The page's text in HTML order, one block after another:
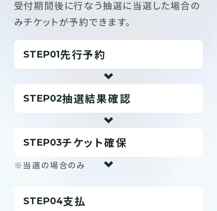
受付期間後に行なう抽選に当選した場合の
みチケットが予約できます。
STEP 先行予約
STEP 抽選結果確認
STEP チケット確保
※当選の場合のみ
STEP 支払